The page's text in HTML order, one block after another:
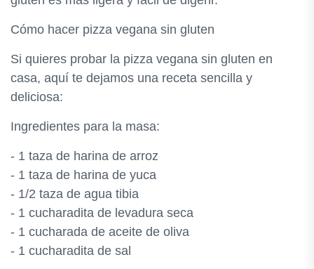
Cómo hacer pizza vegana sin gluten
Si quieres probar la pizza vegana sin gluten en
casa, aquí te dejamos una receta sencilla y
deliciosa:
Ingredientes para la masa:
- 1 taza de harina de arroz
- 1 taza de harina de yuca
- 1/2 taza de agua tibia
- 1 cucharadita de levadura seca
- 1 cucharada de aceite de oliva
- 1 cucharadita de sal